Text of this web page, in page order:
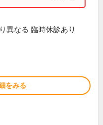
異なる 臨時休診あり
をみる